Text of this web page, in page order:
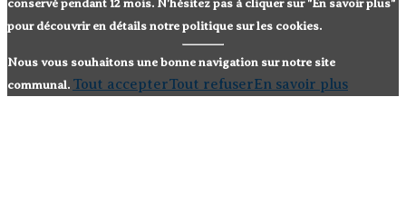
conservé pendant 12 mois. N'hésitez pas à cliquer sur "En savoir plus"
pour découvrir en détails notre politique sur les cookies.
Nous vous souhaitons une bonne navigation sur notre site
communal. Tout accepterTout refuserEn savoir plus